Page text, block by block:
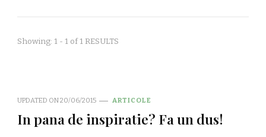
Showing: 1 - 1 of 1 RESULTS
UPDATED ON20/06/2015 ARTICOLE
In pana de inspiratie? Fa un dus!